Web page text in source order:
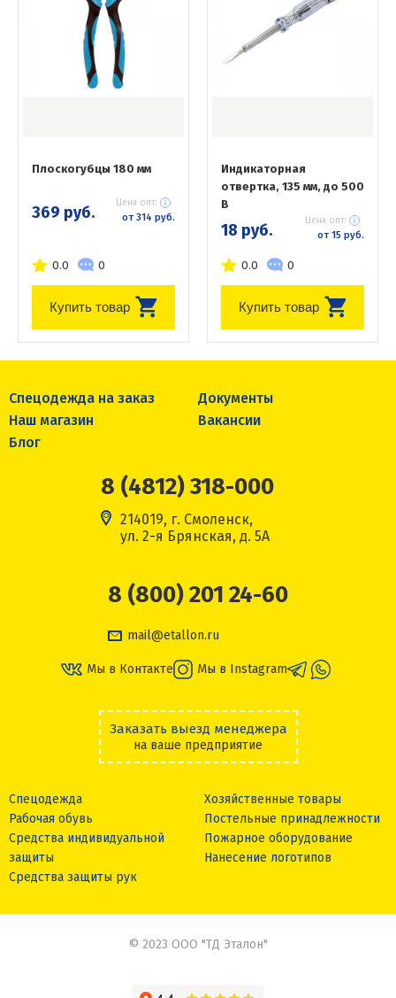
Плоскогубцы 180 мм
369 руб. Цена опт:
от 314 руб.
0.0 0
Купить товар
Индикаторная
отвертка, 135 мм, до 500
В
18 руб. Цена опт:
от 15 руб.
0.0 0
Купить товар
Спецодежда на заказ
Документы
Наш магазин
Вакансии
Блог
8 (4812) 318-000
214019, г. Смоленск,
ул. 2-я Брянская, д. 5А
8 (800) 201 24-60
mail@etallon.ru
Мы в Контакте Мы в Instagram
Заказать выезд менеджера
на ваше предприятие
Спецодежда
Рабочая обувь
Средства индивидуальной
защиты
Средства защиты рук
Хозяйственные товары
Постельные принадлежности
Пожарное оборудование
Нанесение логотипов
© 2023 ООО "ТД Эталон"